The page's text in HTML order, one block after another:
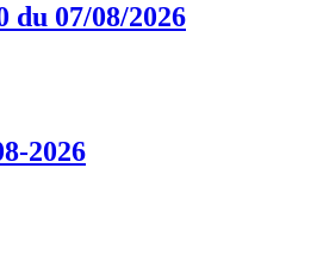
du 07/08/2026
2026